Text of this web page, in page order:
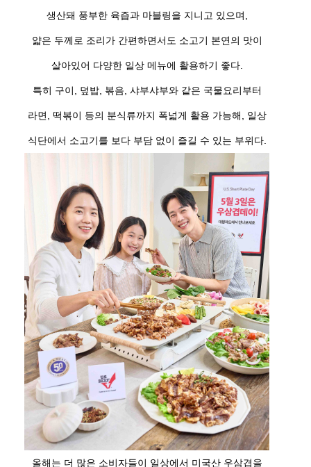
생산돼 풍부한 육즙과 마블링을 지니고 있으며,
얇은 두께로 조리가 간편하면서도 소고기 본연의 맛이
살아있어 다양한 일상 메뉴에 활용하기 좋다.
특히 구이, 덮밥, 볶음, 샤부샤부와 같은 국물요리부터
라면, 떡볶이 등의 분식류까지 폭넓게 활용 가능해, 일상
식단에서 소고기를 보다 부담 없이 즐길 수 있는 부위다.
올해는 더 많은 소비자들이 일상에서 미국산 우삼겹을